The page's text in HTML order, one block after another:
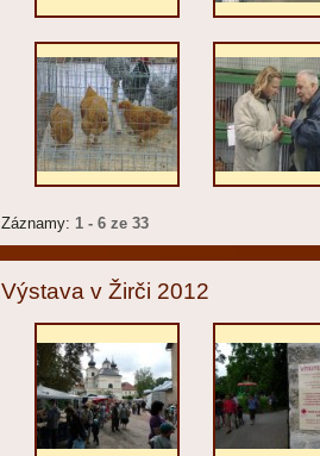
Záznamy: 1 - 6 ze 33
Výstava v Žirči 2012